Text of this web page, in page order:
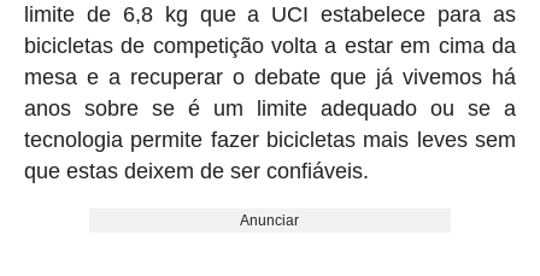
limite de 6,8 kg que a UCI estabelece para as
bicicletas de competição volta a estar em cima da
mesa e a recuperar o debate que já vivemos há
anos sobre se é um limite adequado ou se a
tecnologia permite fazer bicicletas mais leves sem
que estas deixem de ser confiáveis.
Anunciar